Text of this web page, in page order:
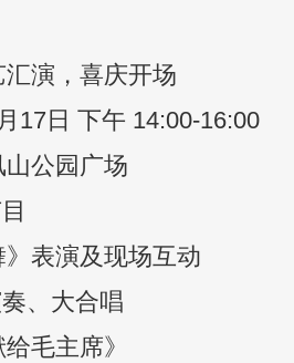
演，喜庆开场
日 下午 14:00-16:00
公园广场
表演及现场互动
、大合唱
毛主席》